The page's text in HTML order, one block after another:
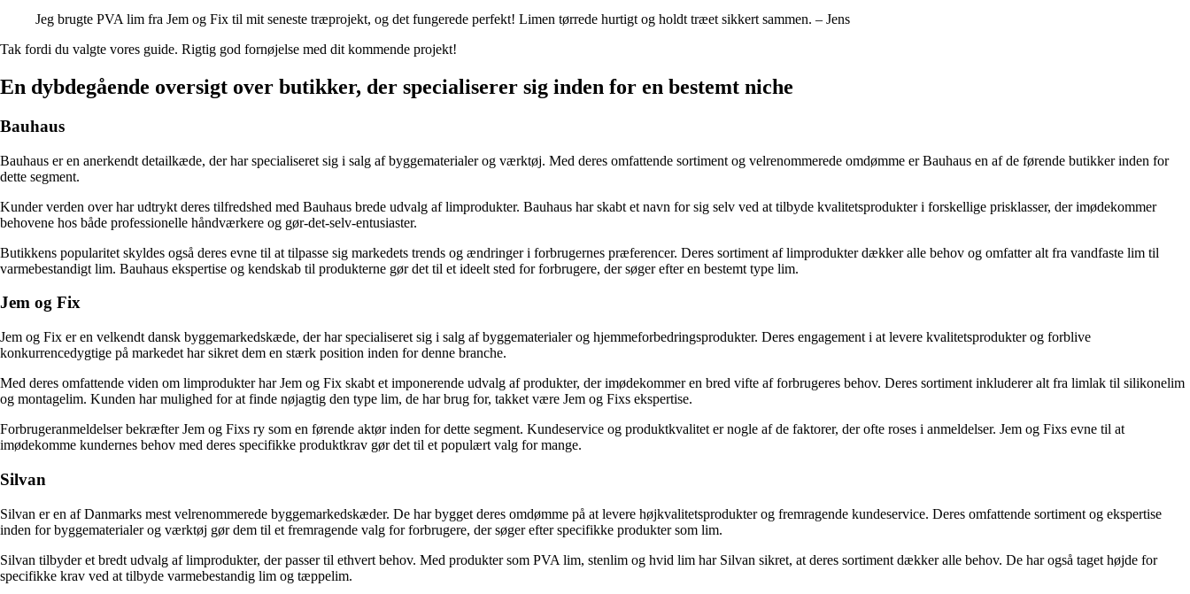
Jeg brugte PVA lim fra Jem og Fix til mit seneste træprojekt, og det fungerede perfekt! Limen tørrede hurtigt og holdt træet sikkert sammen. – Jens
Tak fordi du valgte vores guide. Rigtig god fornøjelse med dit kommende projekt!
En dybdegående oversigt over butikker, der specialiserer sig inden for en bestemt niche
Bauhaus
Bauhaus er en anerkendt detailkæde, der har specialiseret sig i salg af byggematerialer og værktøj. Med deres omfattende sortiment og velrenommerede omdømme er Bauhaus en af de førende butikker inden for
dette segment.
Kunder verden over har udtrykt deres tilfredshed med Bauhaus brede udvalg af limprodukter. Bauhaus har skabt et navn for sig selv ved at tilbyde kvalitetsprodukter i forskellige prisklasser, der imødekommer
behovene hos både professionelle håndværkere og gør-det-selv-entusiaster.
Butikkens popularitet skyldes også deres evne til at tilpasse sig markedets trends og ændringer i forbrugernes præferencer. Deres sortiment af limprodukter dækker alle behov og omfatter alt fra vandfaste lim til
varmebestandigt lim. Bauhaus ekspertise og kendskab til produkterne gør det til et ideelt sted for forbrugere, der søger efter en bestemt type lim.
Jem og Fix
Jem og Fix er en velkendt dansk byggemarkedskæde, der har specialiseret sig i salg af byggematerialer og hjemmeforbedringsprodukter. Deres engagement i at levere kvalitetsprodukter og forblive
konkurrencedygtige på markedet har sikret dem en stærk position inden for denne branche.
Med deres omfattende viden om limprodukter har Jem og Fix skabt et imponerende udvalg af produkter, der imødekommer en bred vifte af forbrugeres behov. Deres sortiment inkluderer alt fra limlak til silikonelim
og montagelim. Kunden har mulighed for at finde nøjagtig den type lim, de har brug for, takket være Jem og Fixs ekspertise.
Forbrugeranmeldelser bekræfter Jem og Fixs ry som en førende aktør inden for dette segment. Kundeservice og produktkvalitet er nogle af de faktorer, der ofte roses i anmeldelser. Jem og Fixs evne til at
imødekomme kundernes behov med deres specifikke produktkrav gør det til et populært valg for mange.
Silvan
Silvan er en af Danmarks mest velrenommerede byggemarkedskæder. De har bygget deres omdømme på at levere højkvalitetsprodukter og fremragende kundeservice. Deres omfattende sortiment og ekspertise
inden for byggematerialer og værktøj gør dem til et fremragende valg for forbrugere, der søger efter specifikke produkter som lim.
Silvan tilbyder et bredt udvalg af limprodukter, der passer til ethvert behov. Med produkter som PVA lim, stenlim og hvid lim har Silvan sikret, at deres sortiment dækker alle behov. De har også taget højde for
specifikke krav ved at tilbyde varmebestandig lim og tæppelim.